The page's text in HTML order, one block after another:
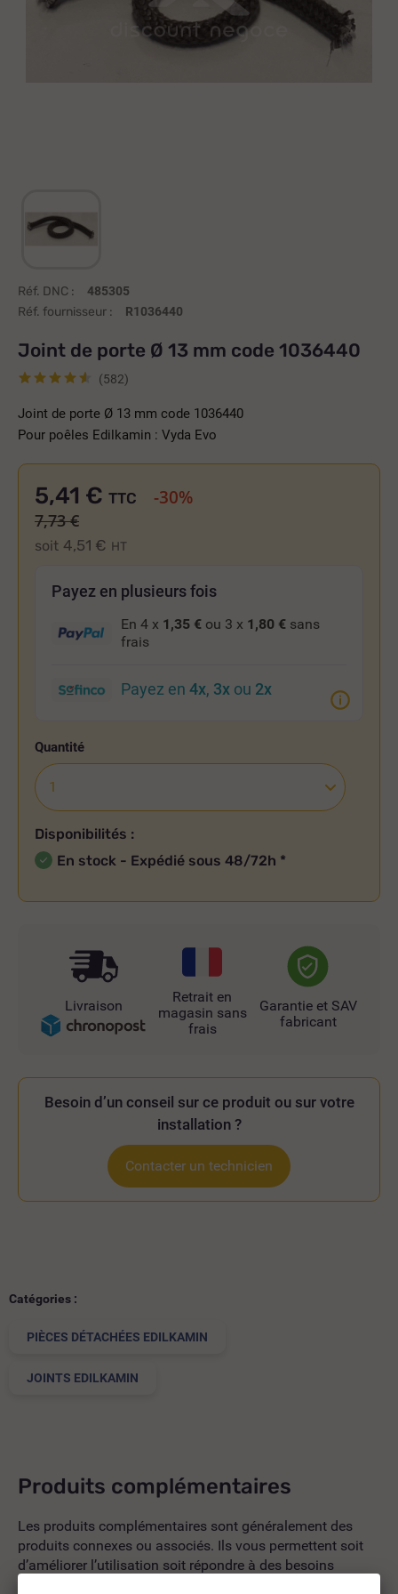
Réf. DNC : 485305
Réf. fournisseur : R1036440
Joint de porte Ø 13 mm code 1036440
(582)
Joint de porte Ø 13 mm code 1036440
Pour poêles Edilkamin : Vyda Evo
5,41 €
soit 4,51 € HT
TTC -30%
7,73 €
Payez en plusieurs fois
En 4 x 1,35 € ou 3 x 1,80 € sans
frais
Payez en 4x, 3x ou 2x
Quantité
Disponibilités :
En stock - Expédié sous 48/72h *
Livraison
Retrait en
magasin sans
frais
Garantie et SAV
fabricant
Besoin d’un conseil sur ce produit ou sur votre
installation ?
Contacter un technicien
Catégories :
PIÈCES DÉTACHÉES EDILKAMIN
JOINTS EDILKAMIN
Produits complémentaires
Les produits complémentaires sont généralement des
produits connexes ou associés. Ils vous permettent soit
d’améliorer l’utilisation soit répondre à des besoins